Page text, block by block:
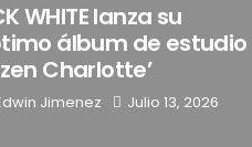
como su nueva
embajadora para
Latinoamérica
Edwin Jimenez